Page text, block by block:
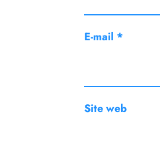
E-mail *
Site web